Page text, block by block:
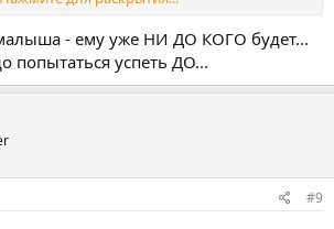
Нажмите для раскрытия...
- ему уже НИ ДО КОГО будет...
попытаться успеть ДО...
#9